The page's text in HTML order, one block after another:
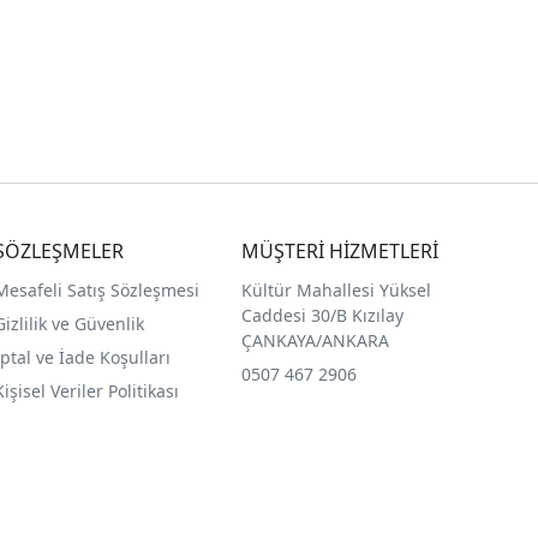
Satış Sözleşmesi
ve Güvenlik
ve İade Koşulları
Veriler Politikası
MÜŞTERİ HİZMETLERİ
Kültür Mahallesi Yüksel
Caddesi 30/B Kızılay
ÇANKAYA/ANKARA
0507 467 2906